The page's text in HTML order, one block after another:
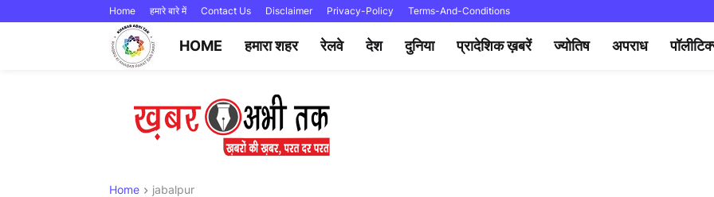
Home हमारे बारे में Contact Us Disclaimer Privacy-Policy Terms-And-Conditions
HOME हमारा शहर रेलवे देश दुनिया प्रादेशिक ख़बरें ज्योतिष अपराध
Home jabalpur